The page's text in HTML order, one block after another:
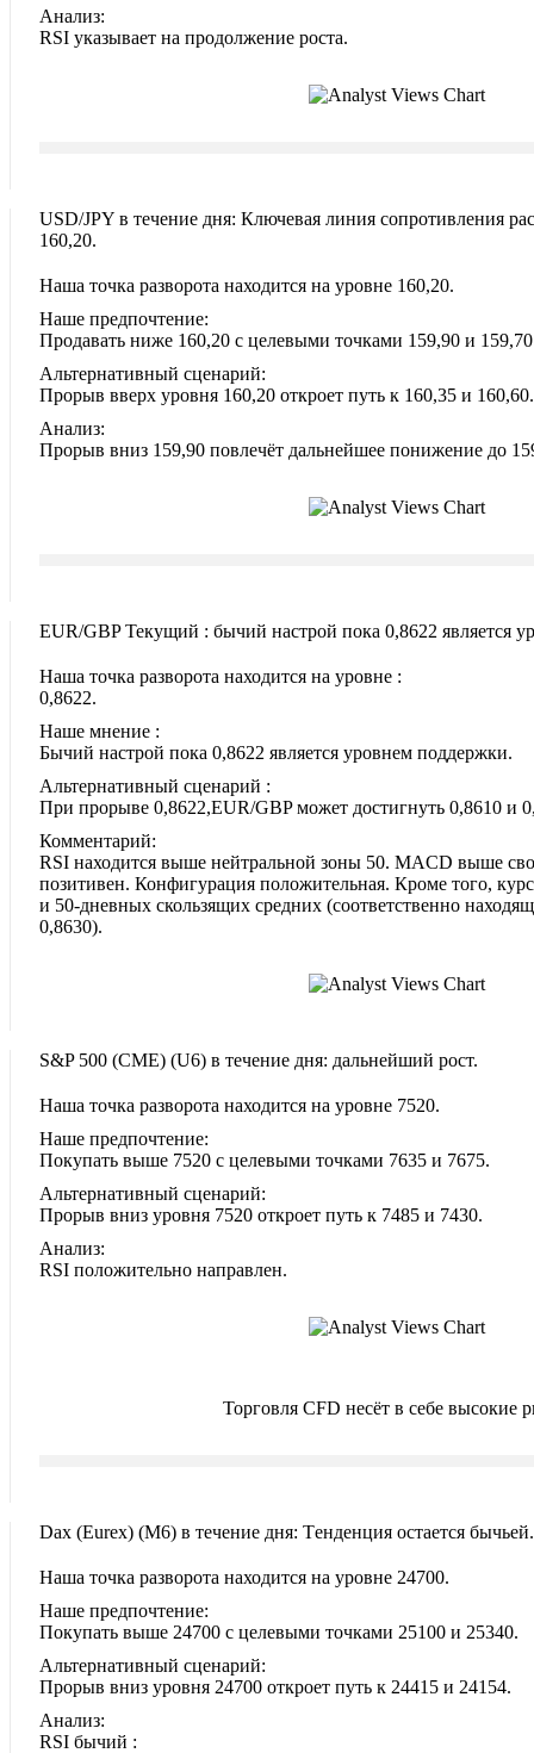
Анализ:
RSI указывает на продолжение роста.
USD/JPY в течение дня: Ключевая линия сопротивления
160,20.
Наша точка разворота находится на уровне 160,20.
Наше предпочтение:
Продавать ниже 160,20 с целевыми точками 159,90 и
Альтернативный сценарий:
Прорыв вверх уровня 160,20 откроет путь к 160,35 и 160,60.
Анализ:
Прорыв вниз 159,90 повлечёт дальнейшее понижение до
EUR/GBP Текущий : бычий настрой пока 0,8622 является
Наша точка разворота находится на уровне :
0,8622.
Наше мнение :
Бычий настрой пока 0,8622 является уровнем поддержки.
Альтернативный сценарий :
При прорыве 0,8622,EUR/GBP может достигнуть 0,8610 и
Комментарий:
RSI находится выше нейтральной зоны 50. MACD выше
позитивен. Конфигурация положительная. Кроме того,
и 50-дневных скользящих средних (соответственно
0,8630).
S&P 500 (CME)‎ (U6)‎ в течение дня: дальнейший рост.
Наша точка разворота находится на уровне 7520.
Наше предпочтение:
Покупать выше 7520 с целевыми точками 7635 и 7675.
Альтернативный сценарий:
Прорыв вниз уровня 7520 откроет путь к 7485 и 7430.
Анализ:
RSI положительно направлен.
Торговля CFD несёт в себе высокие
Dax (Eurex)‎ (M6)‎ в течение дня: Tенденция остается бычьей.
Наша точка разворота находится на уровне 24700.
Наше предпочтение:
Покупать выше 24700 с целевыми точками 25100 и 25340.
Альтернативный сценарий:
Прорыв вниз уровня 24700 откроет путь к 24415 и 24154.
Анализ:
RSI бычий :